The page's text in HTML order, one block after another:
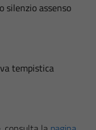
silenzio assenso
tempistica